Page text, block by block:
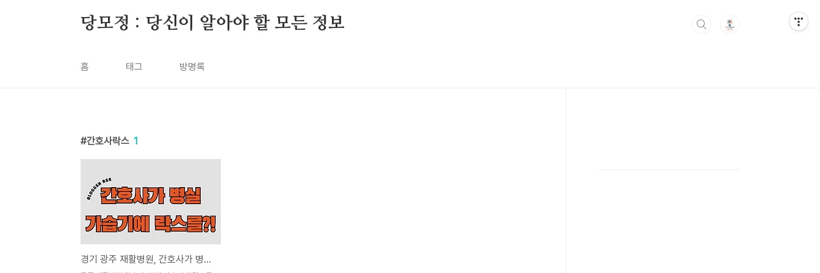
당모정 : 당신이 알아야 할 모든 정보
홈 태그 방명록
간호사락스 1
경기 광주 재활병원, 간호사가 병실 가습기에 락스를 넣어..